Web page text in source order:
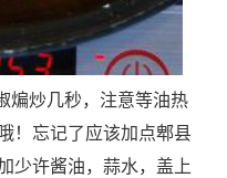
煸炒几秒，注意等油热
！忘记了应该加点郫县
少许酱油，蒜水，盖上